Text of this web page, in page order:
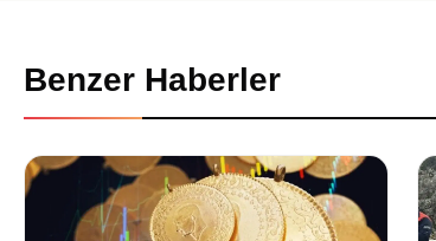
Benzer Haberler